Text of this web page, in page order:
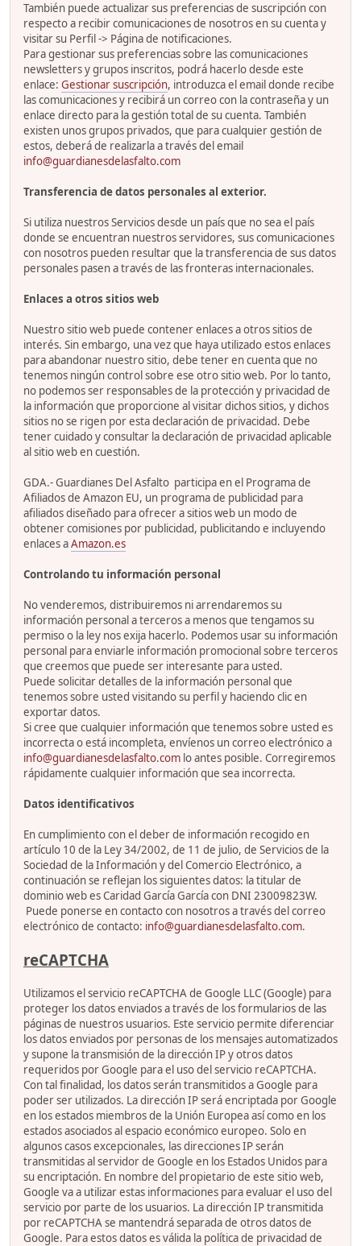
También puede actualizar sus preferencias de suscripción con
respecto a recibir comunicaciones de nosotros en su cuenta y
visitar su Perfil -> Página de notificaciones.
Para gestionar sus preferencias sobre las comunicaciones
newsletters y grupos inscritos, podrá hacerlo desde este
enlace: Gestionar suscripción, introduzca el email donde recibe
las comunicaciones y recibirá un correo con la contraseña y un
enlace directo para la gestión total de su cuenta. También
existen unos grupos privados, que para cualquier gestión de
estos, deberá de realizarla a través del email
info@guardianesdelasfalto.com
Transferencia de datos personales al exterior.
Si utiliza nuestros Servicios desde un país que no sea el país
donde se encuentran nuestros servidores, sus comunicaciones
con nosotros pueden resultar que la transferencia de sus datos
personales pasen a través de las fronteras internacionales.
Enlaces a otros sitios web
Nuestro sitio web puede contener enlaces a otros sitios de
interés. Sin embargo, una vez que haya utilizado estos enlaces
para abandonar nuestro sitio, debe tener en cuenta que no
tenemos ningún control sobre ese otro sitio web. Por lo tanto,
no podemos ser responsables de la protección y privacidad de
la información que proporcione al visitar dichos sitios, y dichos
sitios no se rigen por esta declaración de privacidad. Debe
tener cuidado y consultar la declaración de privacidad aplicable
al sitio web en cuestión.
GDA.- Guardianes Del Asfalto participa en el Programa de
Afiliados de Amazon EU, un programa de publicidad para
afiliados diseñado para ofrecer a sitios web un modo de
obtener comisiones por publicidad, publicitando e incluyendo
enlaces aAmazon.es
Controlando tu información personal
No venderemos, distribuiremos ni arrendaremos su
información personal a terceros a menos que tengamos su
permiso o la ley nos exija hacerlo. Podemos usar su información
personal para enviarle información promocional sobre terceros
que creemos que puede ser interesante para usted.
Puede solicitar detalles de la información personal que
tenemos sobre usted visitando su perfil y haciendo clic en
exportar datos.
Si cree que cualquier información que tenemos sobre usted es
incorrecta o está incompleta, envíenos un correo electrónico a
info@guardianesdelasfalto.com lo antes posible. Corregiremos
rápidamente cualquier información que sea incorrecta.
Datos identificativos
En cumplimiento con el deber de información recogido en
artículo 10 de la Ley 34/2002, de 11 de julio, de Servicios de la
Sociedad de la Información y del Comercio Electrónico, a
continuación se reflejan los siguientes datos: la titular de
dominio web es Caridad García García con DNI 23009823W.
Puede ponerse en contacto con nosotros a través del correo
electrónico de contacto: info@guardianesdelasfalto.com.
reCAPTCHA
Utilizamos el servicio reCAPTCHA de Google LLC (Google) para
proteger los datos enviados a través de los formularios de las
páginas de nuestros usuarios. Este servicio permite diferenciar
los datos enviados por personas de los mensajes automatizados
y supone la transmisión de la dirección IP y otros datos
requeridos por Google para el uso del servicio reCAPTCHA.
Con tal finalidad, los datos serán transmitidos a Google para
poder ser utilizados. La dirección IP será encriptada por Google
en los estados miembros de la Unión Europea así como en los
estados asociados al espacio económico europeo. Solo en
algunos casos excepcionales, las direcciones IP serán
transmitidas al servidor de Google en los Estados Unidos para
su encriptación. En nombre del propietario de este sitio web,
Google va a utilizar estas informaciones para evaluar el uso del
servicio por parte de los usuarios. La dirección IP transmitida
por reCAPTCHA se mantendrá separada de otros datos de
Google. Para estos datos es válida la política de privacidad de